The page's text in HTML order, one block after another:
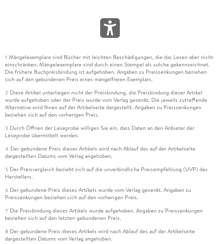
1 Mängelexemplare sind Bücher mit leichten Beschädigungen, die das Lesen aber nicht
einschränken. Mängelexemplare sind durch einen Stempel als solche gekennzeichnet.
Die frühere Buchpreisbindung ist aufgehoben. Angaben zu Preissenkungen beziehen
sich auf den gebundenen Preis eines mangelfreien Exemplars.
2 Diese Artikel unterliegen nicht der Preisbindung, die Preisbindung dieser Artikel
wurde aufgehoben oder der Preis wurde vom Verlag gesenkt. Die jeweils zutreffende
Alternative wird Ihnen auf der Artikelseite dargestellt. Angaben zu Preissenkungen
beziehen sich auf den vorherigen Preis.
3 Durch Öffnen der Leseprobe willigen Sie ein, dass Daten an den Anbieter der
Leseprobe übermittelt werden.
4 Der gebundene Preis dieses Artikels wird nach Ablauf des auf der Artikelseite
dargestellten Datums vom Verlag angehoben.
5 Der Preisvergleich bezieht sich auf die unverbindliche Preisempfehlung (UVP) des
Herstellers.
6 Der gebundene Preis dieses Artikels wurde vom Verlag gesenkt. Angaben zu
Preissenkungen beziehen sich auf den vorherigen Preis.
7 Die Preisbindung dieses Artikels wurde aufgehoben. Angaben zu Preissenkungen
beziehen sich auf den letzten gebundenen Preis.
8 Der gebundene Preis dieses Artikels wird nach Ablauf des auf der Artikelseite
dargestellten Datums vom Verlag angehoben.